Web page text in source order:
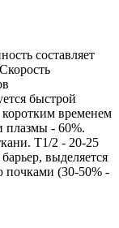
составляет
быстрой
временем
плазмы - 60%.
T1/2 - 20-25
выделяется
почками (30-50% -